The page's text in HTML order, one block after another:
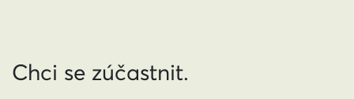
Chci se zúčastnit.